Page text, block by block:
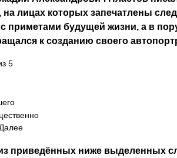
на лицах которых запечатлены
приметами будущей жизни, а в
к созданию своего
5
Далее
приведённых ниже выделенных